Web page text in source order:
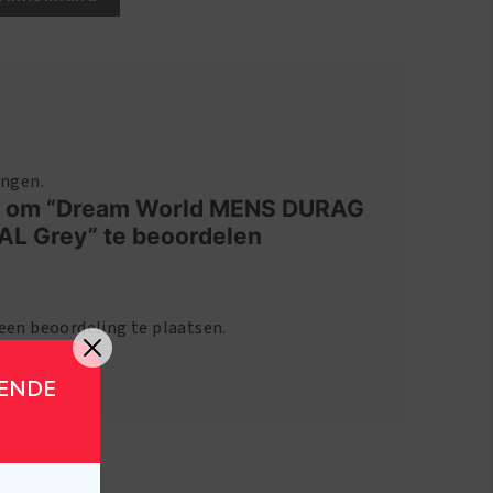
“Dream World MENS DURAG
Grey” te beoordelen
beoordeling te plaatsen.